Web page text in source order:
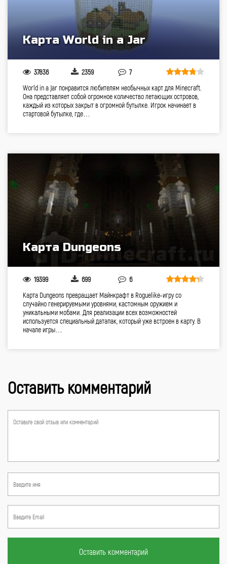
Карта World in a Jar
37836 2359 7
World in a Jar понравится любителям необычных карт для Minecraft.
Она представляет собой огромное количество летающих островов,
каждый из которых закрыт в огромной бутылке. Игрок начинает в
стартовой бутылке, где…
Карта Dungeons
19399 699 6
Карта Dungeons превращает Майнкрафт в Roguelike-игру со
случайно генерируемыми уровнями, кастомным оружием и
уникальными мобами. Для реализации всех возможностей
используется специальный датапак, который уже встроен в карту. В
начале игры…
Оставить комментарий
Оставить комментарий